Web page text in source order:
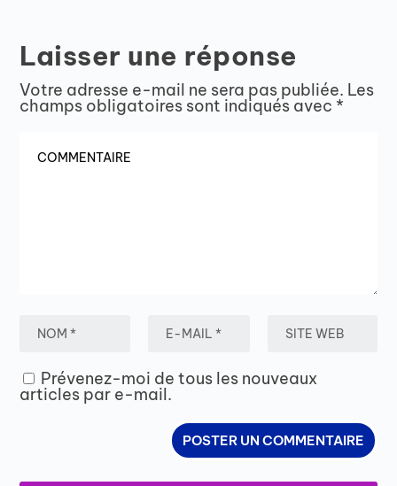
Laisser une réponse
Votre adresse e-mail ne sera pas publiée. Les
champs obligatoires sont indiqués avec *
Prévenez-moi de tous les nouveaux
articles par e-mail.